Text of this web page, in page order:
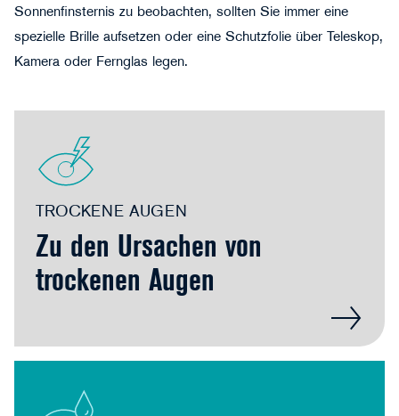
Sonnenfinsternis zu beobachten, sollten Sie immer eine
spezielle Brille aufsetzen oder eine Schutzfolie über Teleskop,
Kamera oder Fernglas legen.
TROCKENE AUGEN
Zu den Ursachen von
trockenen Augen